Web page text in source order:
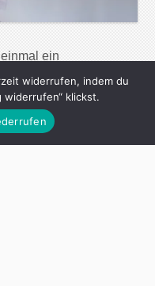
ein
Blender. Oder
des
New Yorker
widerrufen, indem du
widerrufen“ klickst.